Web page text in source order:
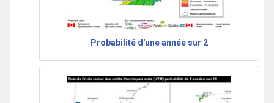
Probabilité d'une année sur 2